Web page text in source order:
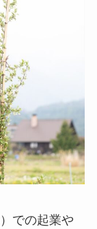
での起業や